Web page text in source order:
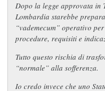
Dopo la legge approvata in
Lombardia starebbe
“vademecum” operativo
procedure, requisiti e
Tutto questo rischia di
“normale” alla sofferenza.
Io credo invece che uno